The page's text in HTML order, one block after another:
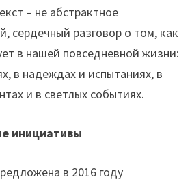
– не абстрактное
сердечный разговор о том, как
в нашей повседневной жизни:
в надеждах и испытаниях, в
и в светлых событиях.
инициативы
в 2016 году